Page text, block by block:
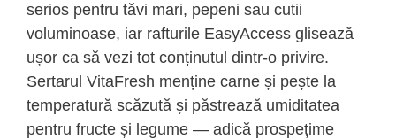
serios pentru tăvi mari, pepeni sau cutii
voluminoase, iar rafturile EasyAccess glisează
ușor ca să vezi tot conținutul dintr-o privire.
Sertarul VitaFresh menține carne și pește la
temperatură scăzută și păstrează umiditatea
pentru fructe și legume — adică prospețime